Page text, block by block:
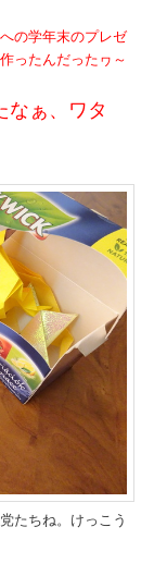
の学年末のプレゼ
ったんだったヮ～
なぁ、ワタ
たちね。けっこう